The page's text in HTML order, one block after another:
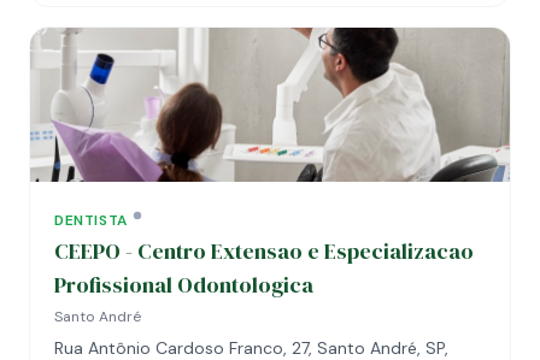
DENTISTA
CEEPO - Centro Extensao e Especializacao
Profissional Odontologica
Santo André
Rua Antônio Cardoso Franco, 27, Santo André, SP,